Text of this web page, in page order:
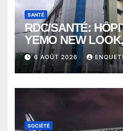
SANTÉ
RDC/SANTÉ:
YEMO NEW
PERD LE
6 AOÛT 2026
SOCIÉTÉ